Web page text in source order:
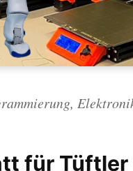
für Tüftler